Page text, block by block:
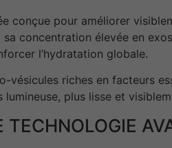
conçue pour améliorer
concentration élevée en
l’hydratation globale.
vésicules riches en facteurs
plus lisse et
TECHNOLOGIE